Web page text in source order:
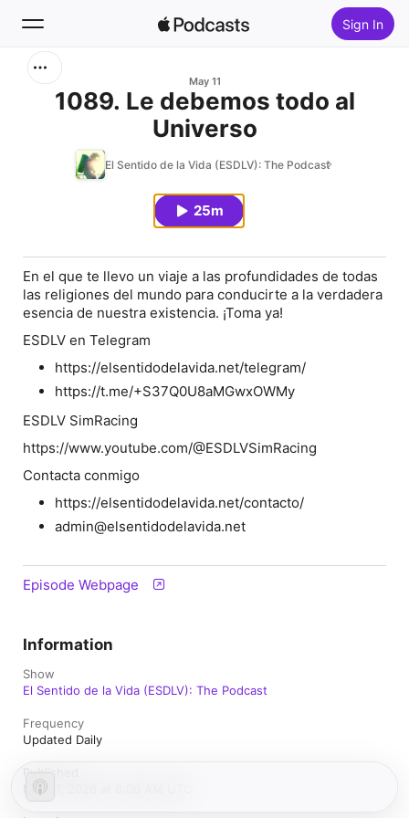
Sign In
May 11
1089. Le debemos todo al
Universo
El Sentido de la Vida (ESDLV): The Podcast
25m
En el que te llevo un viaje a las profundidades de todas
las religiones del mundo para conducirte a la verdadera
esencia de nuestra existencia. ¡Toma ya!
ESDLV en Telegram
https://elsentidodelavida.net/telegram/
https://t.me/+S37Q0U8aMGwxOWMy
ESDLV SimRacing
https://www.youtube.com/@ESDLVSimRacing
Contacta conmigo
https://elsentidodelavida.net/contacto/
admin@elsentidodelavida.net
Episode Webpage
Information
Show
El Sentido de la Vida (ESDLV): The Podcast
Frequency
Updated Daily
Published
May 11, 2026 at 8:06 AM UTC